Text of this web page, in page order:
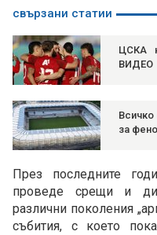
свързани статии
ЦСКА
ВИДЕО
за
През последните
проведе срещи и
различни поколения
събития, с което